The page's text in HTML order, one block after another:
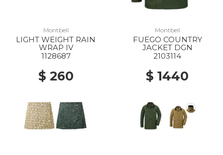
Montbell
LIGHT WEIGHT RAIN
WRAP IV
1128687
$ 260
Montbell
FUEGO COUNTRY
JACKET DGN
2103114
$ 1440